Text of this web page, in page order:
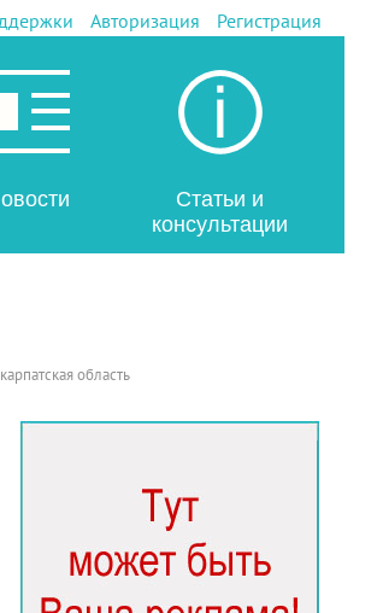
Авторизация Регистрация
Статьи и
консультации
область